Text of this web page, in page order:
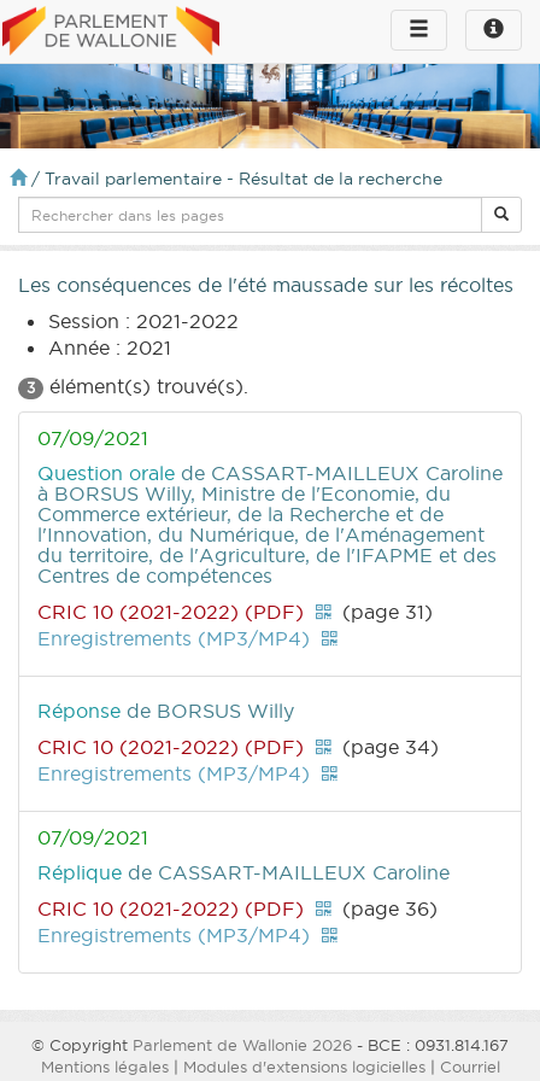
Toggle
infos
Toggle
navigation
/ Travail parlementaire - Résultat de la recherche
Les conséquences de l'été maussade sur les récoltes
Session : 2021-2022
Année : 2021
3 élément(s) trouvé(s).
07/09/2021
Question orale de CASSART-MAILLEUX Caroline
à BORSUS Willy, Ministre de l'Economie, du
Commerce extérieur, de la Recherche et de
l'Innovation, du Numérique, de l'Aménagement
du territoire, de l'Agriculture, de l'IFAPME et des
Centres de compétences
CRIC 10 (2021-2022) (PDF)
(page 31)
Enregistrements (MP3/MP4)
Réponse de BORSUS Willy
CRIC 10 (2021-2022) (PDF)
(page 34)
Enregistrements (MP3/MP4)
07/09/2021
Réplique de CASSART-MAILLEUX Caroline
CRIC 10 (2021-2022) (PDF)
(page 36)
Enregistrements (MP3/MP4)
© Copyright Parlement de Wallonie 2026 - BCE : 0931.814.167
Mentions légales| Modules d'extensions logicielles| Courriel